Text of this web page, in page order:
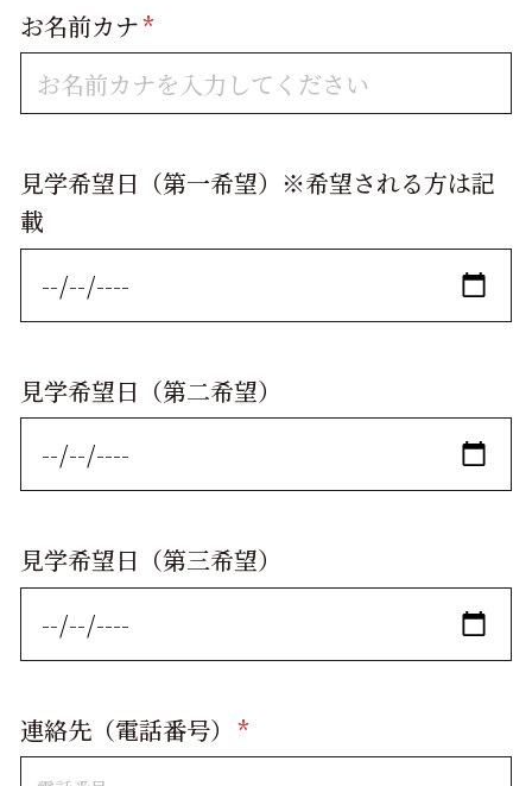
お名前カナ*
見学希望日（第一希望）※希望される方は記
載
見学希望日（第二希望）
見学希望日（第三希望）
連絡先（電話番号） *